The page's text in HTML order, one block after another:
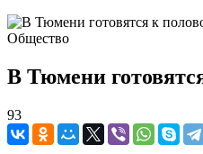
Общество
В Тюмени
93